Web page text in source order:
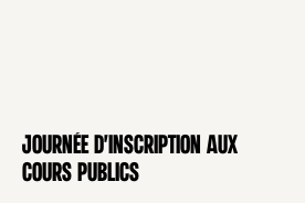
CONFÉRENCE
Journée d'inscription aux
cours publics